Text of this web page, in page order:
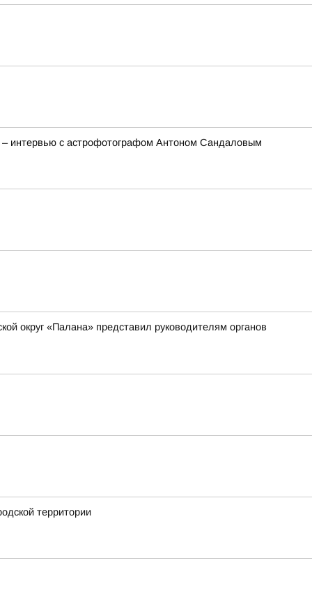
– интервью с астрофотографом Антоном Сандаловым
округ «Палана» представил руководителям органов
территории